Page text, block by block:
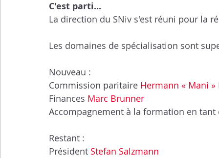
C'est parti...
La direction du SNiv s'est réuni pour la
Les domaines de spécialisation sont
Nouveau :
Commission paritaire Hermann « Mani »
Finances Marc Brunner
Accompagnement à la formation en
Restant :
Président Stefan Salzmann